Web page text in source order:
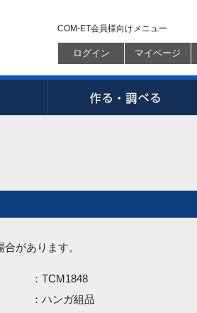
COM-ET会員様向けメニュー
ログイン マイページ
があります。
：TCM1848
：ハンガ組品